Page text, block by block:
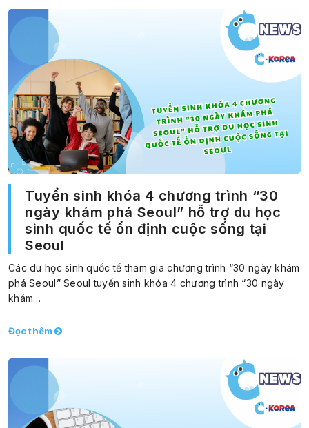
Tuyển sinh khóa 4 chương trình “30
ngày khám phá Seoul” hỗ trợ du học
sinh quốc tế ổn định cuộc sống tại
Seoul
Các du học sinh quốc tế tham gia chương trình “30 ngày khám
phá Seoul” Seoul tuyển sinh khóa 4 chương trình “30 ngày
khám…
Đọc thêm